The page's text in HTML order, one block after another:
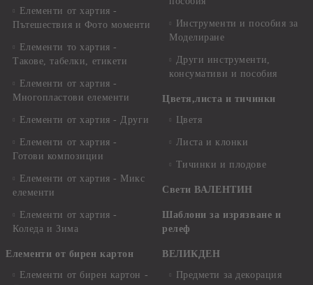
Елементи от хартия -
Пътешествия и Фото моменти
Елементи то хартия -
Такове, табелки, етикети
Елементи от хартия -
Многопластови елементи
Елементи от хартия - Други
Елементи от хартия -
Готови композиции
Елементи от хартия - Микс
елементи
Елементи от хартия -
Коледа и Зима
Елементи от бирен картон
Елементи от бирен картон -
Инструменти и пособия за
Моделиране
Други инструменти,
консумативи и пособия
Цветя,листа и тичинки
Цветя
Листа и клонки
Тичинки и плодове
Свети ВАЛЕНТИН
Шаблони за изрязване и
релеф
ВЕЛИКДЕН
Предмети за декорация